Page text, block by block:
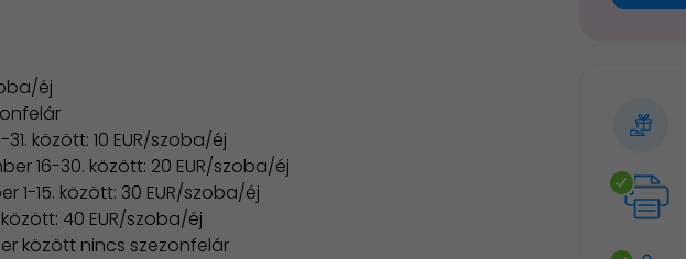
éj
között: 10 EUR/szoba/éj
16-30. között: 20 EUR/szoba/éj
1-15. között: 30 EUR/szoba/éj
40 EUR/szoba/éj
között nincs szezonfelár